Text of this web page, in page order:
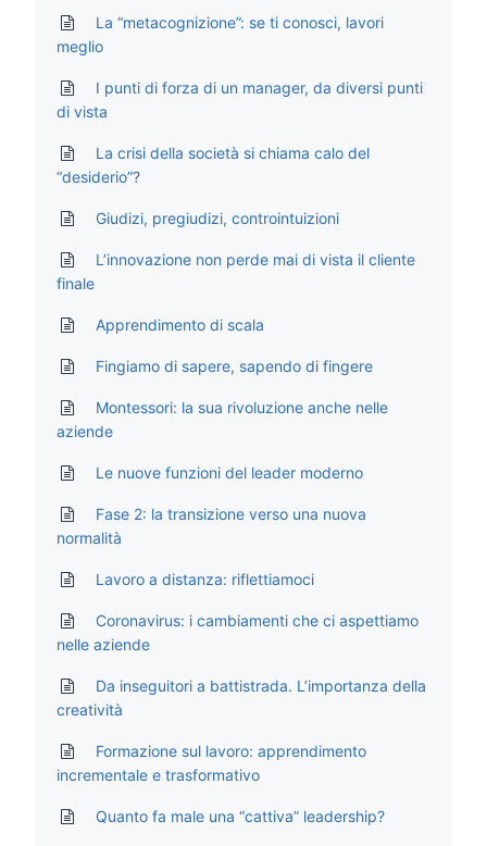
La “metacognizione”: se ti conosci, lavori
meglio
I punti di forza di un manager, da diversi punti
di vista
La crisi della società si chiama calo del
“desiderio”?
Giudizi, pregiudizi, controintuizioni
L’innovazione non perde mai di vista il cliente
finale
Apprendimento di scala
Fingiamo di sapere, sapendo di fingere
Montessori: la sua rivoluzione anche nelle
aziende
Le nuove funzioni del leader moderno
Fase 2: la transizione verso una nuova
normalità
Lavoro a distanza: riflettiamoci
Coronavirus: i cambiamenti che ci aspettiamo
nelle aziende
Da inseguitori a battistrada. L’importanza della
creatività
Formazione sul lavoro: apprendimento
incrementale e trasformativo
Quanto fa male una “cattiva” leadership?